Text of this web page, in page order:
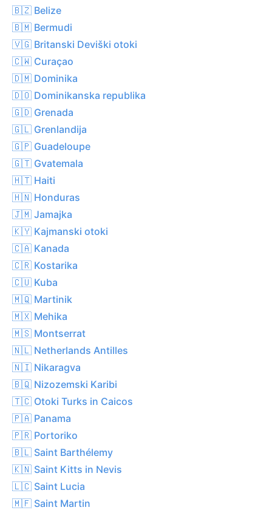
🇧🇿 Belize
🇧🇲 Bermudi
🇻🇬 Britanski Deviški otoki
🇨🇼 Curaçao
🇩🇲 Dominika
🇩🇴 Dominikanska republika
🇬🇩 Grenada
🇬🇱 Grenlandija
🇬🇵 Guadeloupe
🇬🇹 Gvatemala
🇭🇹 Haiti
🇭🇳 Honduras
🇯🇲 Jamajka
🇰🇾 Kajmanski otoki
🇨🇦 Kanada
🇨🇷 Kostarika
🇨🇺 Kuba
🇲🇶 Martinik
🇲🇽 Mehika
🇲🇸 Montserrat
🇳🇱 Netherlands Antilles
🇳🇮 Nikaragva
🇧🇶 Nizozemski Karibi
🇹🇨 Otoki Turks in Caicos
🇵🇦 Panama
🇵🇷 Portoriko
🇧🇱 Saint Barthélemy
🇰🇳 Saint Kitts in Nevis
🇱🇨 Saint Lucia
🇲🇫 Saint Martin